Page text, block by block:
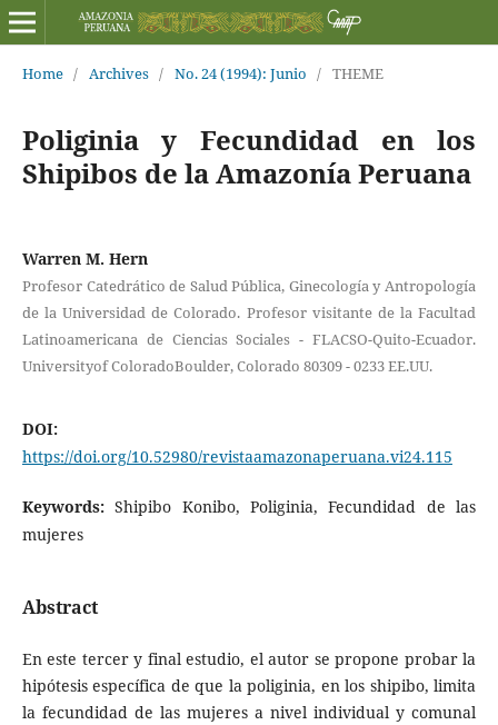
Home / Archives / No. 24 (1994): Junio / THEME
Poliginia y Fecundidad en los
Shipibos de la Amazonía Peruana
Warren M. Hern
Profesor Catedrático de Salud Pública, Ginecología y Antropología
de la Universidad de Colorado. Profesor visitante de la Facultad
Latinoamericana de Ciencias Sociales - FLACSO-Quito-Ecuador.
Universityof ColoradoBoulder, Colorado 80309 - 0233 EE.UU.
DOI:
https://doi.org/10.52980/revistaamazonaperuana.vi24.115
Keywords:Shipibo Konibo, Poliginia, Fecundidad de las
mujeres
Abstract
En este tercer y final estudio, el autor se propone probar la
hipótesis específica de que la poliginia, en los shipibo, limita
la fecundidad de las mujeres a nivel individual y comunal